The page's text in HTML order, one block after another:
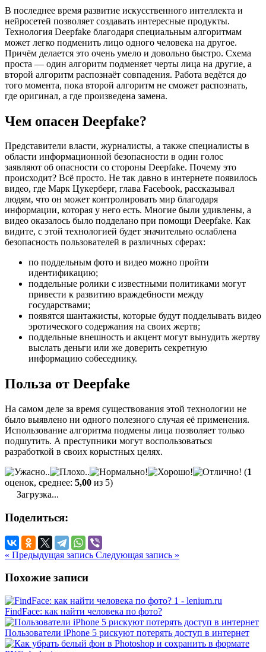
В последнее время развитие искусственного интеллекта и
нейросетей позволяет создавать интересные продукты.
Технология Deepfake благодаря специальным алгоритмам
может легко подменить лицо одного человека на другое.
Причём делается это очень умело и довольно быстро. Схема
проста — один алгоритм подменяет черты лица на другие, а
второй алгоритм распознаёт совпадения. Работа ведётся до
того момента, пока второй алгоритм не сможет распознать,
где оригинал, а где произведена замена.
Чем опасен Deepfake?
Представители власти, журналисты, а также специалисты в
области информационной безопасности в один голос
заявляют об опасности со стороны Deepfake. Почему это
происходит? Всё просто. Не так давно в интернете появилось
видео, где Марк Цукерберг, глава Facebook, рассказывал
людям, что он может контролировать мир благодаря
информации, которая у него есть. Многие были удивлены, а
видео оказалось было подделано при помощи Deepfake. Как
видите, с этой технологией будет значительно ослаблена
безопасность пользователей в различных сферах:
по поддельным фото и видео можно пройти
идентификацию;
поддельные ролики с известными политиками могут
привести к развитию враждебности между
государствами;
появятся шантажисты, которые будут подделывать видео
эротического содержания на своих жертв;
поддельные внешность и акцент могут вынудить жертву
выслать деньги или же доверить секретную
информацию собеседнику.
Польза от Deepfake
На самом деле за время существования этой технологии не
было выявлено ни одного полезного случая её применения.
Использование алгоритма подмены лица позволяет только
подшутить. А преступники могут воспользоваться
разработкой в своих корыстных целях.
(1
оценок, среднее: 5,00 из 5)
Загрузка...
Поделиться:
« Предыдущая запись Следующая запись »
Похожие записи
FindFace: как найти человека по фото?
Пользователи iPhone 5 рискуют потерять доступ в интернет